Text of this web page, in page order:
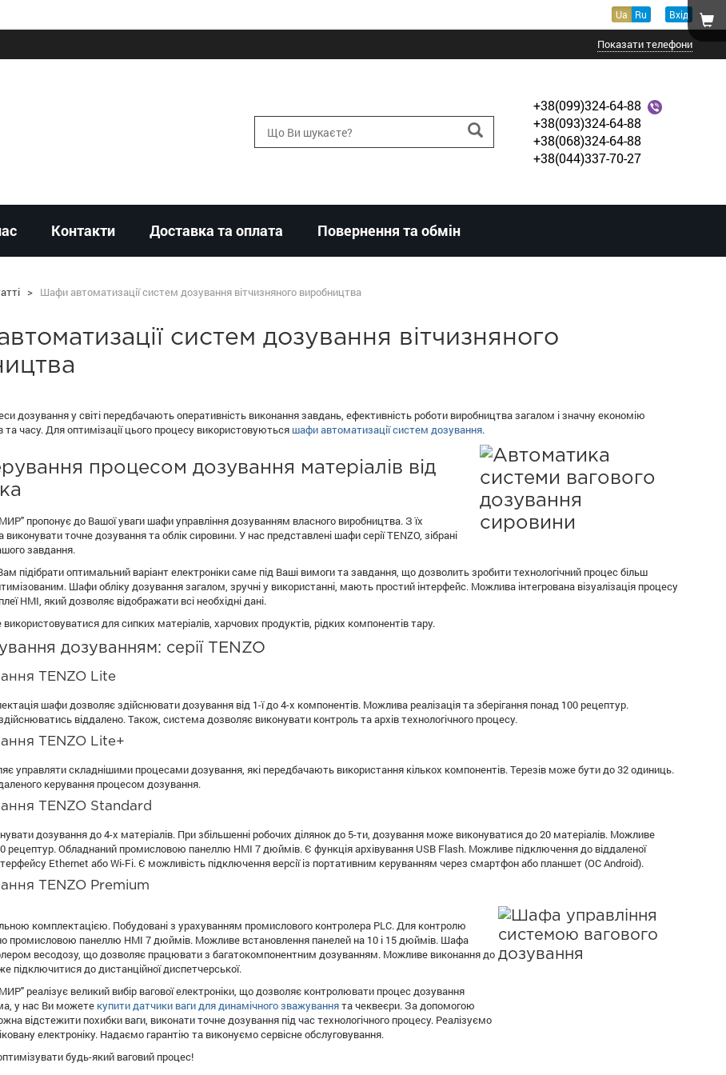
Ua Ru Вхід
Показати телефони
+38(099)324-64-88
+38(093)324-64-88
+38(068)324-64-88
+38(044)337-70-27
Контакти Доставка та оплата Повернення та обмін
> Шафи автоматизації систем дозування вітчизняного виробництва
систем дозування вітчизняного
дозування у світі передбачають оперативність виконання завдань, ефективність роботи виробництва загалом і значну економію
та часу. Для оптимізації цього процесу використовуються шафи автоматизації систем дозування.
процесом дозування матеріалів від
пропонує до Вашої уваги шафи управління дозуванням власного виробництва. З їх
точне дозування та облік сировини. У нас представлені шафи серії TENZO, зібрані
завдання.
підібрати оптимальний варіант електроніки саме під Ваші вимоги та завдання, що дозволить зробити технологічний процес більш
Шафи обліку дозування загалом, зручні у використанні, мають простий інтерфейс. Можлива інтегрована візуалізація процесу
HMI, який дозволяє відображати всі необхідні дані.
для сипких матеріалів, харчових продуктів, рідких компонентів тару.
дозуванням: серії TENZO
TENZO Lite
шафи дозволяє здійснювати дозування від 1-ї до 4-х компонентів. Можлива реалізація та зберігання понад 100 рецептур.
віддалено. Також, система дозволяє виконувати контроль та архів технологічного процесу.
TENZO Lite+
управляти складнішими процесами дозування, які передбачають використання кількох компонентів. Терезів може бути до 32 одиниць.
керування процесом дозування.
TENZO Standard
дозування до 4-х матеріалів. При збільшенні робочих ділянок до 5-ти, дозування може виконуватися до 20 матеріалів. Можливе
рецептур. Обладнаний промисловою панеллю HMI 7 дюймів. Є функція архівування USB Flash. Можливе підключення до віддаленої
Ethernet або Wi-Fi. Є можливість підключення версії із портативним керуванням через смартфон або планшет (ОС Android).
TENZO Premium
комплектацією. Побудовані з урахуванням промислового контролера PLC. Для контролю
промисловою панеллю HMI 7 дюймів. Можливе встановлення панелей на 10 і 15 дюймів. Шафа
весодозу, що дозволяє працювати з багатокомпонентним дозуванням. Можливе виконання до
підключитися до дистанційної диспетчерської.
реалізує великий вибір вагової електроніки, що дозволяє контролювати процес дозування
у нас Ви можете купити датчики ваги для динамічного зважуваннята чеквеєри. За допомогою
відстежити похибки ваги, виконати точне дозування під час технологічного процесу. Реалізуємо
електроніку. Надаємо гарантію та виконуємо сервісне обслуговування.
будь-який ваговий процес!